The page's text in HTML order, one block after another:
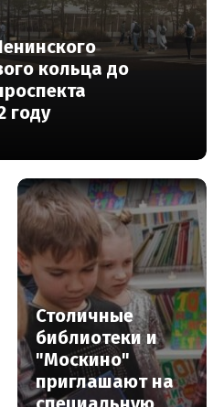
кольца до
году
Столичные
библиотеки и
"Москино"
приглашают на